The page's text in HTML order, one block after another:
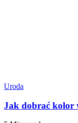
Uroda
Jak dobrać kolor